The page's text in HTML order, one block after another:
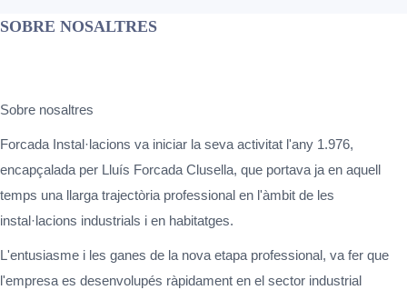
SOBRE NOSALTRES
Sobre nosaltres
Forcada Instal·lacions va iniciar la seva activitat l'any 1.976,
encapçalada per Lluís Forcada Clusella, que portava ja en aquell
temps una llarga trajectòria professional en l'àmbit de les
instal·lacions industrials i en habitatges.
L'entusiasme i les ganes de la nova etapa professional, va fer que
l'empresa es desenvolupés ràpidament en el sector industrial